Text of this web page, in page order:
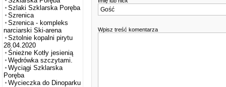
Szlaki Szklarska Poręba
Szrenica
Szrenica - kompleks
narciarski Ski-arena
Sztolnie kopalni pirytu
28.04.2020
Śnieżne Kotły jesienią
Wędrówka szczytami.
Wyciągi Szklarska
Poręba
Wycieczka do Dinoparku
Wpisz treść komentarza